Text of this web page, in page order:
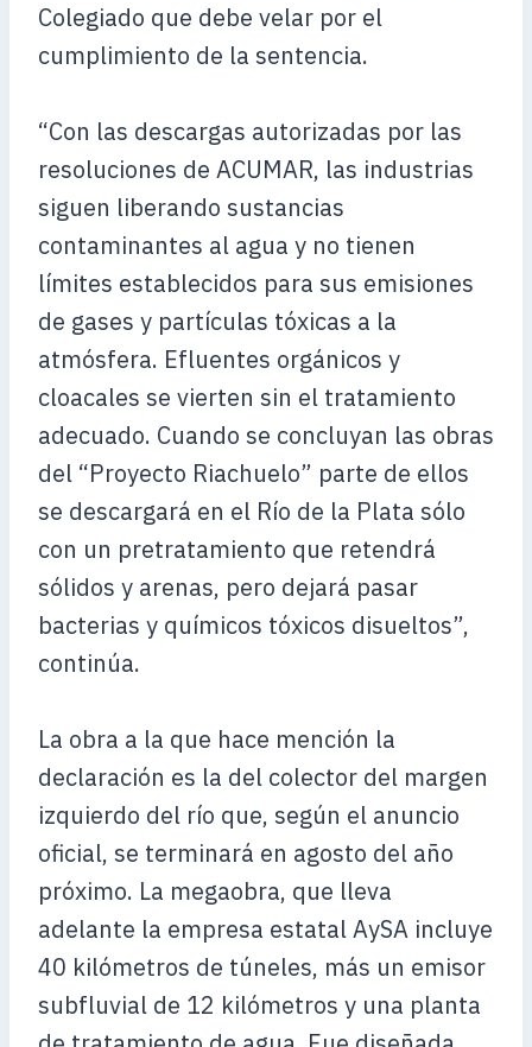
Colegiado que debe velar por el
cumplimiento de la sentencia.
“Con las descargas autorizadas por las
resoluciones de ACUMAR, las industrias
siguen liberando sustancias
contaminantes al agua y no tienen
límites establecidos para sus emisiones
de gases y partículas tóxicas a la
atmósfera. Efluentes orgánicos y
cloacales se vierten sin el tratamiento
adecuado. Cuando se concluyan las obras
del “Proyecto Riachuelo” parte de ellos
se descargará en el Río de la Plata sólo
con un pretratamiento que retendrá
sólidos y arenas, pero dejará pasar
bacterias y químicos tóxicos disueltos”,
continúa.
La obra a la que hace mención la
declaración es la del colector del margen
izquierdo del río que, según el anuncio
oficial, se terminará en agosto del año
próximo. La megaobra, que lleva
adelante la empresa estatal AySA incluye
40 kilómetros de túneles, más un emisor
subfluvial de 12 kilómetros y una planta